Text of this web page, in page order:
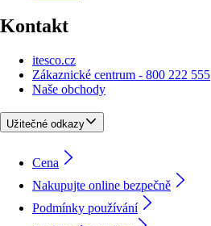
Kontakt
itesco.cz
Zákaznické centrum - 800 222 555
Naše obchody
Užitečné odkazy
Cena
Nakupujte online bezpečně
Podmínky používání